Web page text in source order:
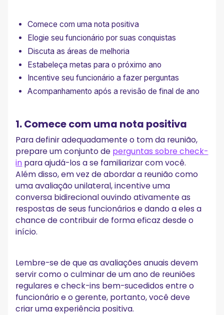
Comece com uma nota positiva
Elogie seu funcionário por suas conquistas
Discuta as áreas de melhoria
Estabeleça metas para o próximo ano
Incentive seu funcionário a fazer perguntas
Acompanhamento após a revisão de final de ano
1. Comece com uma nota positiva
Para definir adequadamente o tom da reunião,
prepare um conjunto de perguntas sobre check-
in para ajudá-los a se familiarizar com você.
Além disso, em vez de abordar a reunião como
uma avaliação unilateral, incentive uma
conversa bidirecional ouvindo ativamente as
respostas de seus funcionários e dando a eles a
chance de contribuir de forma eficaz desde o
início.
Lembre-se de que as avaliações anuais devem
servir como o culminar de um ano de reuniões
regulares e check-ins bem-sucedidos entre o
funcionário e o gerente, portanto, você deve
criar uma experiência positiva.